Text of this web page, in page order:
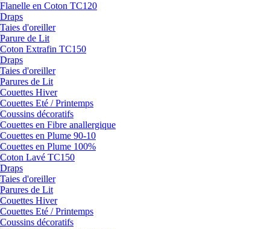
Flanelle en Coton TC120
Draps
Taies d'oreiller
Parure de Lit
Coton Extrafin TC150
Draps
Taies d'oreiller
Parures de Lit
Couettes Hiver
Couettes Eté / Printemps
Coussins décoratifs
Couettes en Fibre anallergique
Couettes en Plume 90-10
Couettes en Plume 100%
Coton Lavé TC150
Draps
Taies d'oreiller
Parures de Lit
Couettes Hiver
Couettes Eté / Printemps
Coussins décoratifs